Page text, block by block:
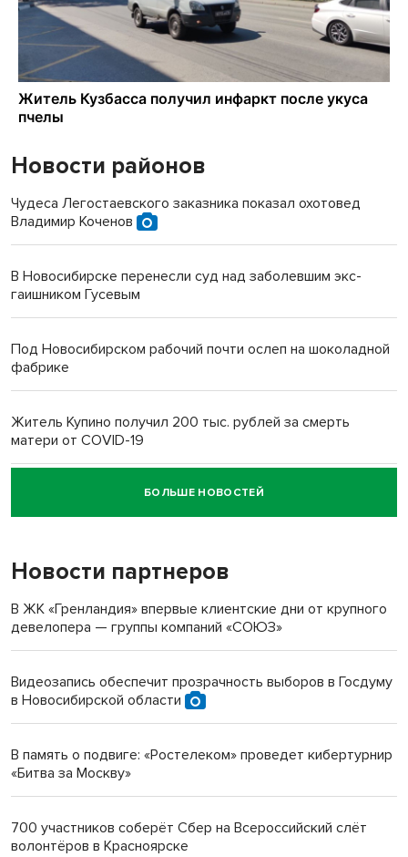
Новости районов
Чудеса Легостаевского заказника показал охотовед
Владимир Коченов
В Новосибирске перенесли суд над заболевшим экс-
гаишником Гусевым
Под Новосибирском рабочий почти ослеп на шоколадной
фабрике
Житель Купино получил 200 тыс. рублей за смерть
матери от COVID-19
Новосибирский суд наказал водителя за смерть
пенсионерки на вокзале
«Мы живём на пастбище!»: в новосибирском селе лошади
терроризируют жителей
Новосибирский преподаватель с женой вошли в топ-16
БОЛЬШЕ НОВОСТЕЙ
Новости партнеров
В ЖК «Гренландия» впервые клиентские дни от крупного
девелопера — группы компаний «СОЮЗ»
Видеозапись обеспечит прозрачность выборов в Госдуму
в Новосибирской области
В память о подвиге: «Ростелеком» проведет кибертурнир
«Битва за Москву»
700 участников соберёт Сбер на Всероссийский слёт
волонтёров в Красноярске